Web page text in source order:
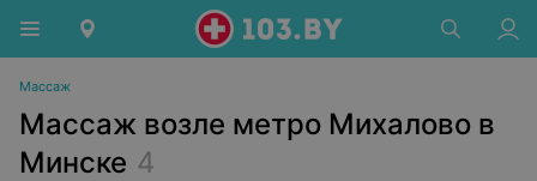
Массаж
Массаж возле метро Михалово в
Минске 4